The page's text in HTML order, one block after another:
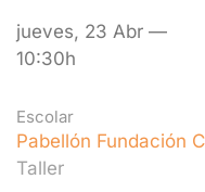
jueves, 23 Abr —
10:30h
Escolar
Pabellón Fundación
Taller